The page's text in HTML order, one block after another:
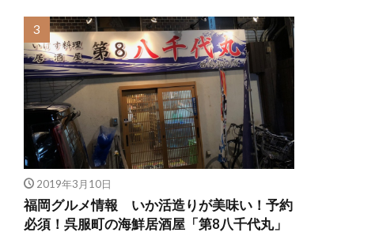
2019年3月10日
福岡グルメ情報 いか活造りが美味い！予約
必須！呉服町の海鮮居酒屋「第8八千代丸」